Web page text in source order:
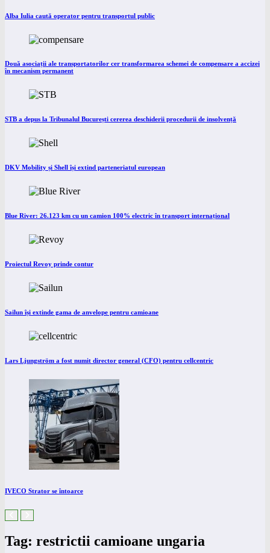
Alba Iulia caută operator pentru transportul public
Două asociații ale transportatorilor cer transformarea schemei de compensare a accizei
în mecanism permanent
STB a depus la Tribunalul București cererea deschiderii procedurii de insolvență
DKV Mobility și Shell își extind parteneriatul european
Blue River: 26.123 km cu un camion 100% electric în transport internațional
Proiectul Revoy prinde contur
Sailun își extinde gama de anvelope pentru camioane
Lars Ljungström a fost numit director general (CFO) pentru cellcentric
IVECO Strator se întoarce
Tag: restrictii camioane ungaria